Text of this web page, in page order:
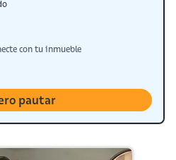
con tu inmueble
pautar